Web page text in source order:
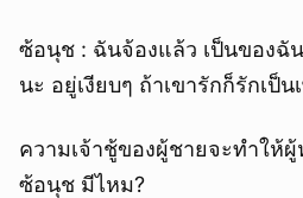
ซ้อนุช : ฉันจ้องแล้ว เป็นของฉั
นะ อยู่เงียบๆ ถ้าเขารักก็รักเป็
ความเจ้าชู้ของผู้ชายจะทำให้
ซ้อนุช มีไหม?